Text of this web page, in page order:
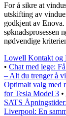
For å sikre at
utskifting av
godkjent av
søknadsprosessen
nødvendige
Lowell Kontakt og
• Chat med lege:
– Alt du trenger å
Optimalt valg med
for Tesla Model 3 •
SATS
Liverpool: En